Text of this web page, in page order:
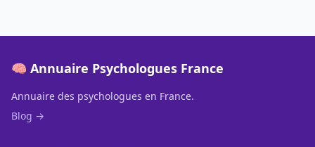
🧠 Annuaire Psychologues France
Annuaire des psychologues en France.
Blog →